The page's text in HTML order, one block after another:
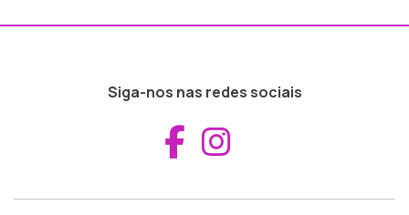
Siga-nos nas redes sociais
Aceder ao